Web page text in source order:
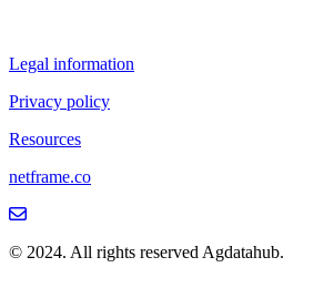
Legal information
Privacy policy
Resources
netframe.co
© 2024. All rights reserved Agdatahub.